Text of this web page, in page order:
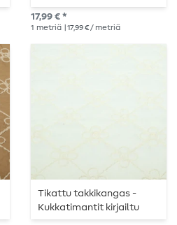
vaaleanpunainen
17,99 € *
1 metriä | 17,99 € / metriä
Tikattu takkikangas -
Kukkatimantit kirjailtu
ecru värinen